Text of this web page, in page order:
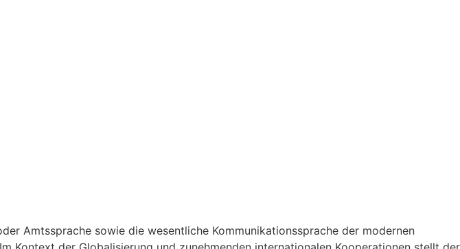
Amtssprache sowie die wesentliche Kommunikationssprache der modernen